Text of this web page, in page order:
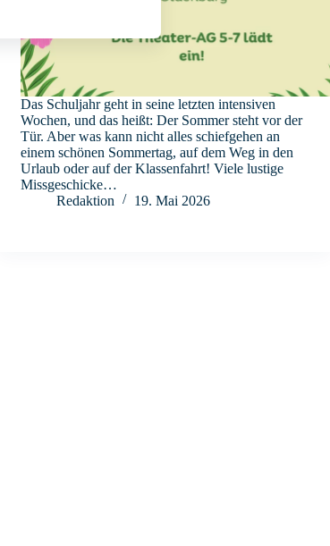
Das Schuljahr geht in seine letzten intensiven
Wochen, und das heißt: Der Sommer steht vor der
Tür. Aber was kann nicht alles schiefgehen an
einem schönen Sommertag, auf dem Weg in den
Urlaub oder auf der Klassenfahrt! Viele lustige
Missgeschicke…
Redaktion
19. Mai 2026